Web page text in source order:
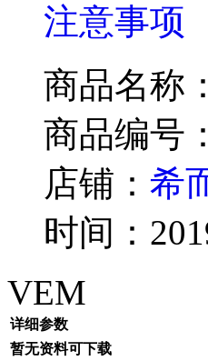
注意事项
商品名称
商品编号
店铺： 希
时间：
VEM
详细参数
暂无资料可下载